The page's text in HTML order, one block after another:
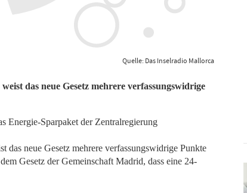
Quelle: Das Inselradio Mallorca
das neue Gesetz mehrere verfassungswidrige
Energie-Sparpaket der Zentralregierung
neue Gesetz mehrere verfassungswidrige Punkte
Gesetz der Gemeinschaft Madrid, dass eine 24-